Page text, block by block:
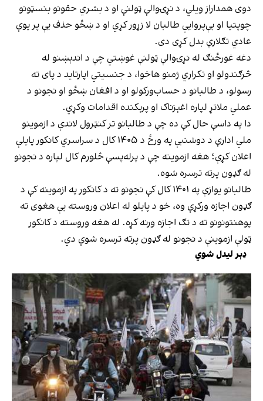
دوی همداراز ویلي، د نړۍوالې ټولنې او د بشري حقونو بنسټونو
چوپتیا او بې‌پروايي طالبان لا زړور کړي او د ښځو حذف یې پر یوې
عادي تګلارې بدل کړی دی.
دغه غورځنګ له نړۍوالې ټولنې غوښتي چې د اندېښنو له
څرګندولو او تکراري ژمنو هاخوا، د جنسیتي اپارتاید د پای ته
رسولو، د طالبانو د حساب‌ورکولو او د افغان ښځو او نجونو د
عملي ملاتړ لپاره اغېزناک او پرېکنده اقدامات وکړي.
دا په داسې حال کې ده چې د طالبانو تر کنټرول لاندې د ازموینو
ملي ادارې د دوشنبې په ورځ د ۱۴۰۵ کال د سراسري کانکور پایلې
اعلان کړې؛ هغه ازموینه چې د پرله‌پسې څلورم کال لپاره د نجونو
له ګډون پرته ترسره شوه.
طالبانو یوازې په ۱۴۰۱ کال کې نجونو ته د کانکور په ازموینه کې د
ګډون اجازه ورکړې وه، خو د پایلو له اعلان وروسته یې هغوی ته
پوهنتونونو ته د تګ اجازه ورنه کړه. له هغه وروسته د کانکور
ټولې ازموینې د نجونو له ګډون پرته ترسره شوې دي.
ډېر لیدل شوي